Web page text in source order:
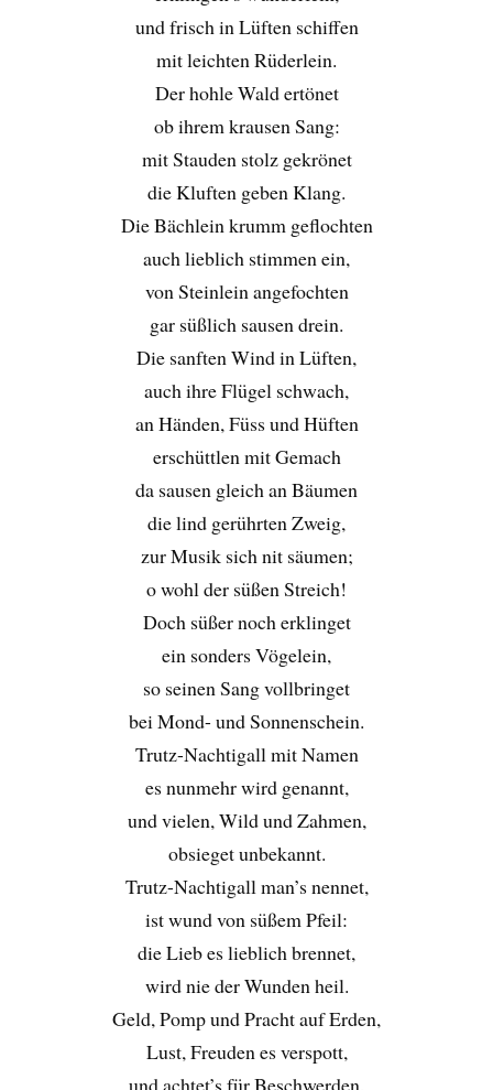
und frisch in Lüften schiffen
mit leichten Rüderlein.
Der hohle Wald ertönet
ob ihrem krausen Sang:
mit Stauden stolz gekrönet
die Kluften geben Klang.
Die Bächlein krumm geflochten
auch lieblich stimmen ein,
von Steinlein angefochten
gar süßlich sausen drein.
Die sanften Wind in Lüften,
auch ihre Flügel schwach,
an Händen, Füss und Hüften
erschüttlen mit Gemach
da sausen gleich an Bäumen
die lind gerührten Zweig,
zur Musik sich nit säumen;
o wohl der süßen Streich!
Doch süßer noch erklinget
ein sonders Vögelein,
so seinen Sang vollbringet
bei Mond- und Sonnenschein.
Trutz-Nachtigall mit Namen
es nunmehr wird genannt,
und vielen, Wild und Zahmen,
obsieget unbekannt.
Trutz-Nachtigall man’s nennet,
ist wund von süßem Pfeil:
die Lieb es lieblich brennet,
wird nie der Wunden heil.
Geld, Pomp und Pracht auf Erden,
Lust, Freuden es verspott,
und achtet’s für Beschwerden,